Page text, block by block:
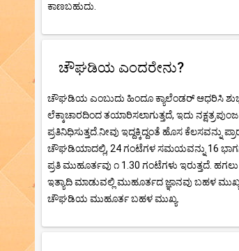
ಕಾಣಬಹುದು.
ಚೌಘಡಿಯ ಎಂದರೇನು?
ಚೌಘಡಿಯ ಎಂಬುದು ಹಿಂದೂ ಕ್ಯಾಲೆಂಡರ್ ಆಧರಿಸಿ
ಲೆಕ್ಕಾಚಾರದಿಂದ ತಯಾರಿಸಲಾಗುತ್ತದೆ, ಇದು
ಪ್ರತಿನಿಧಿಸುತ್ತದೆ.ನೀವು ಇದ್ದಕ್ಕಿದ್ದಂತೆ ಹೊಸ
ಚೌಘಡಿಯಾದಲ್ಲಿ, 24 ಗಂಟೆಗಳ ಸಮಯವನ್ನು 16
ಪ್ರತಿ ಮುಹೂರ್ತವು ೧ 1.30 ಗಂಟೆಗಳು ಇರುತ್ತದೆ.
ಇತ್ಯಾದಿ ಮಾಡುವಲ್ಲಿ ಮುಹೂರ್ತದ ಜ್ಞಾನವು ಬಹಳ
ಚೌಘಡಿಯ ಮುಹೂರ್ತ ಬಹಳ ಮುಖ್ಯ.